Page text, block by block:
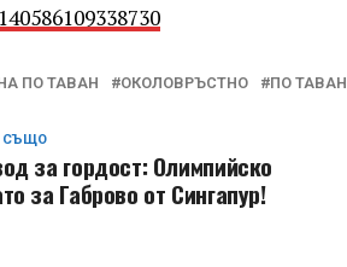
ПО ТАВАН ОКОЛОВРЪСТНО ПО ТАВАН
СЪЩО
за гордост: Олимпийско
за Габрово от Сингапур!